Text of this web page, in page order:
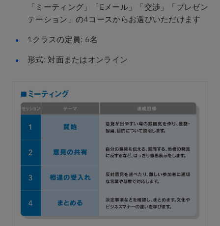
「ミーティング」「Eメール」「交渉」「プレゼン
テーション」の4コースからお選びいただけます
1クラスの定員: 6名
形式: 対面またはオンライン